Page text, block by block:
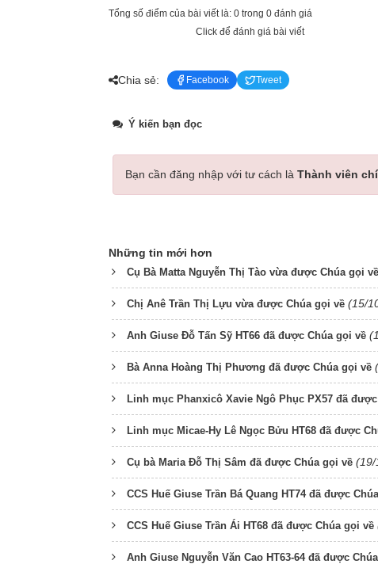
Tổng số điểm của bài viết là: 0 trong 0 đánh giá
Click để đánh giá bài viết
Chia sẻ: Facebook Tweet
Ý kiến bạn đọc
Bạn cần đăng nhập với tư cách là Thành viên
Những tin mới hơn
Cụ Bà Matta Nguyễn Thị Tào vừa được Chúa gọi về
Chị Anê Trần Thị Lựu vừa được Chúa gọi về (15/
Anh Giuse Đỗ Tấn Sỹ HT66 đã được Chúa gọi về
Bà Anna Hoàng Thị Phương đã được Chúa gọi về
Linh mục Phanxicô Xavie Ngô Phục PX57 đã
Linh mục Micae-Hy Lê Ngọc Bửu HT68 đã được
Cụ bà Maria Đỗ Thị Sâm đã được Chúa gọi về (19/
CCS Huế Giuse Trần Bá Quang HT74 đã được
CCS Huế Giuse Trần Ái HT68 đã được Chúa gọi về
Anh Giuse Nguyễn Văn Cao HT63-64 đã được